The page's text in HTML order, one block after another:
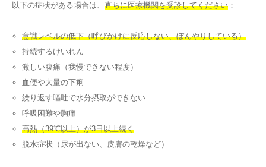
以下の症状がある場合は、 直ちに医療機関を受診してください ：
意識レベルの低下（呼びかけに反応しない、ぼんやりしている）
持続するけいれん
激しい腹痛（我慢できない程度）
血便や大量の下痢
繰り返す嘔吐で水分摂取ができない
呼吸困難や胸痛
高熱（39℃以上）が3日以上続く
脱水症状（尿が出ない、皮膚の乾燥など）